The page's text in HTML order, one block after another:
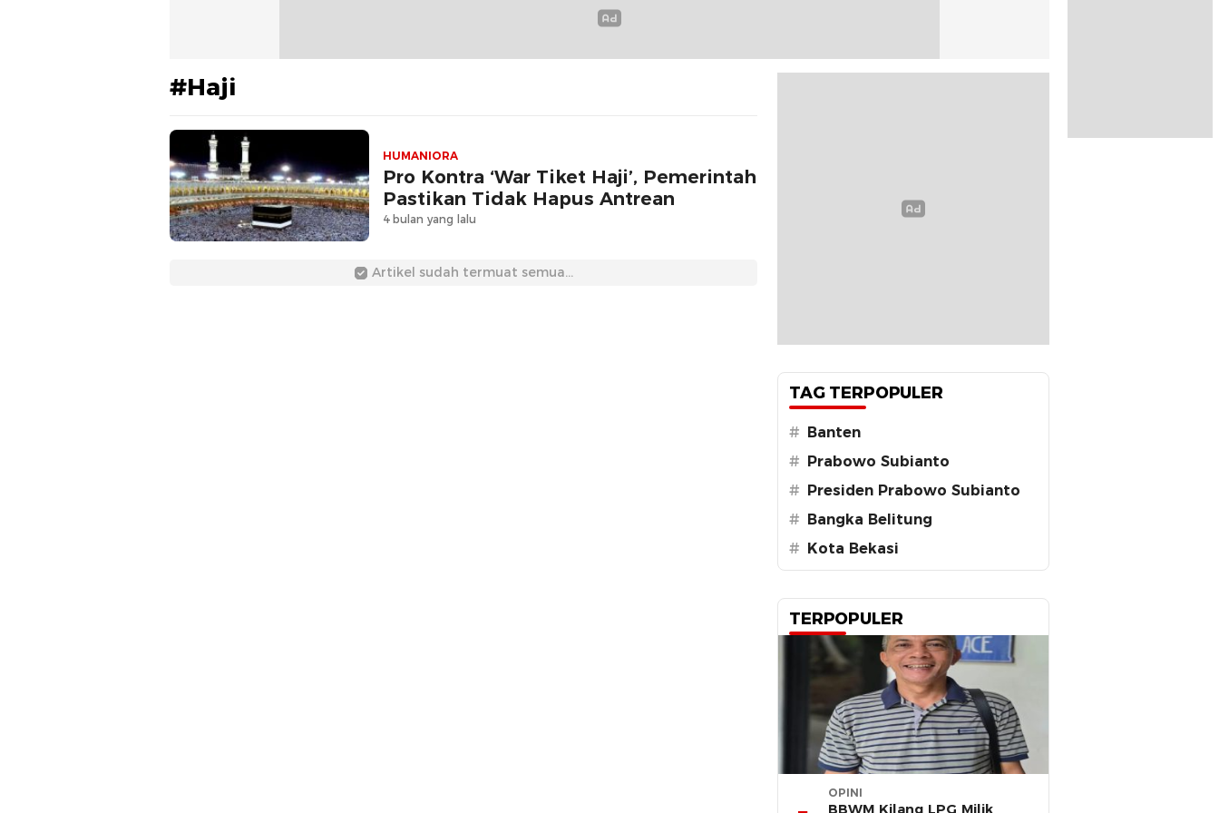
#Haji
HUMANIORA
Pro Kontra ‘War Tiket Haji’, Pemerintah
Pastikan Tidak Hapus Antrean
4 bulan yang lalu
Artikel sudah termuat semua...
TAG TERPOPULER
# Banten
# Prabowo Subianto
# Presiden Prabowo Subianto
# Bangka Belitung
# Kota Bekasi
TERPOPULER
OPINI
BBWM Kilang LPG Milik